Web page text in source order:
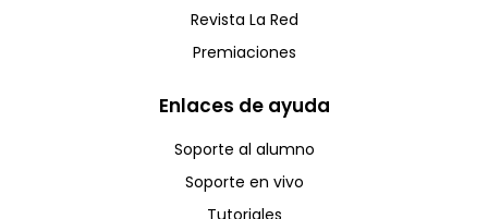
Revista La Red
Premiaciones
Enlaces de ayuda
Soporte al alumno
Soporte en vivo